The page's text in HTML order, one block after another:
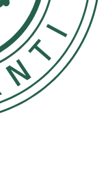
Panthenol,